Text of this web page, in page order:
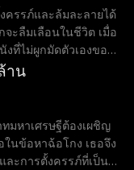
แต่โชคร้ายสำหรับเอ
ป็นอัจฉริยะที่มีความ
นการแพทย์และ
เอาชนะเอลิซาได้ทุก
เศษของอิซาเบลล่าถูก
นับสนุนจากพี่ชายทั้งห้า
ายเป็นอัญมณีล้ำค่า
ณะที่อยู่ห่างจากการ
สมอ
ครรภ์และล้มละลายได้
จะลืมเลือนในชีวิต เมื่อ
งที่ไม่ผูกมัดตัวเองขอ
ของเขา ทั้งคู่ต่าง
าน
ทมหาเศรษฐีต้องเผชิญ
นข้อหาฉ้อโกง เธอจึง
ละการตั้งครรภ์ที่เป็น